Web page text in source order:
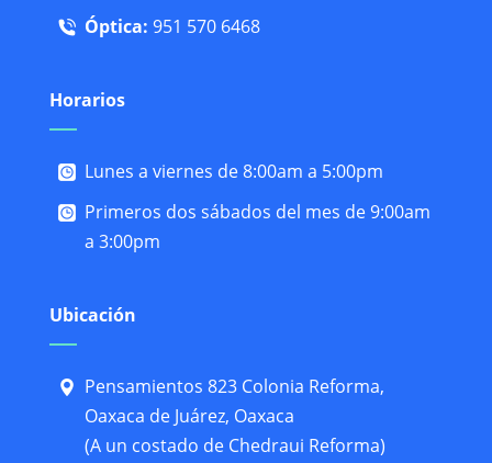
Óptica: 951 570 6468
Horarios
Lunes a viernes de 8:00am a 5:00pm
Primeros dos sábados del mes de 9:00am
a 3:00pm
Ubicación
Pensamientos 823 Colonia Reforma,
Oaxaca de Juárez, Oaxaca
(A un costado de Chedraui Reforma)